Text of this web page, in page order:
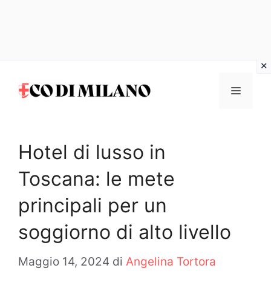
MENU
Hotel di lusso in
Toscana: le mete
principali per un
soggiorno di alto livello
Maggio 14, 2024 di Angelina Tortora